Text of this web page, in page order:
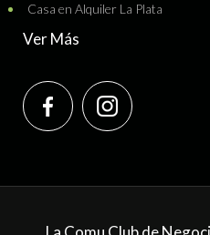
Casa en Alquiler La Plata
Ver Más